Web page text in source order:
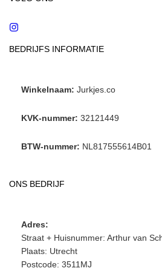
BEDRIJFS INFORMATIE
Winkelnaam: Jurkjes.co
KVK-nummer: 32121449
BTW-nummer: NL817555614B01
ONS BEDRIJF
Adres:
Straat + Huisnummer: Arthur van
Plaats: Utrecht
Postcode: 3511MJ